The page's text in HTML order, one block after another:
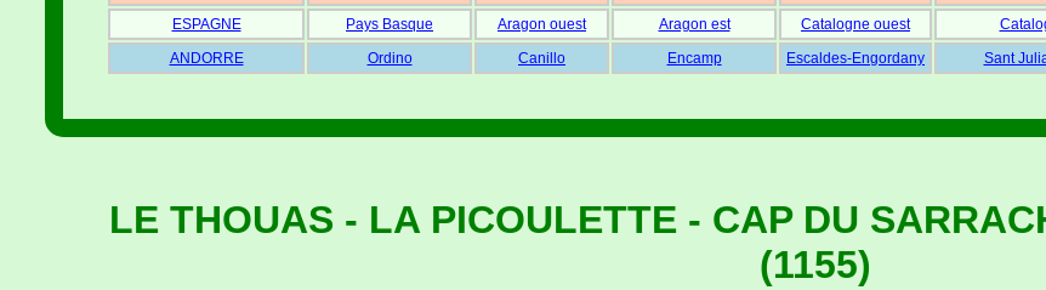
ESPAGNE
Pays Basque Aragon ouest Aragon est Catalogne ouest
ANDORRE
Ordino Canillo Encamp Escaldes-Engordany Sant
LE THOUAS - LA PICOULETTE - CAP DU
(1155)